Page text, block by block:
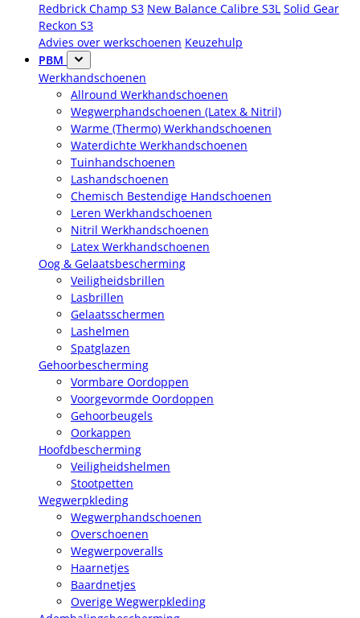
Redbrick Champ S3 New Balance Calibre S3L Solid Gear
Reckon S3
Advies over werkschoenen Keuzehulp
PBM
Werkhandschoenen
Allround Werkhandschoenen
Wegwerphandschoenen (Latex & Nitril)
Warme (Thermo) Werkhandschoenen
Waterdichte Werkhandschoenen
Tuinhandschoenen
Lashandschoenen
Chemisch Bestendige Handschoenen
Leren Werkhandschoenen
Nitril Werkhandschoenen
Latex Werkhandschoenen
Oog & Gelaatsbescherming
Veiligheidsbrillen
Lasbrillen
Gelaatsschermen
Lashelmen
Spatglazen
Gehoorbescherming
Vormbare Oordoppen
Voorgevormde Oordoppen
Gehoorbeugels
Oorkappen
Hoofdbescherming
Veiligheidshelmen
Stootpetten
Wegwerpkleding
Wegwerphandschoenen
Overschoenen
Wegwerpoveralls
Haarnetjes
Baardnetjes
Overige Wegwerpkleding